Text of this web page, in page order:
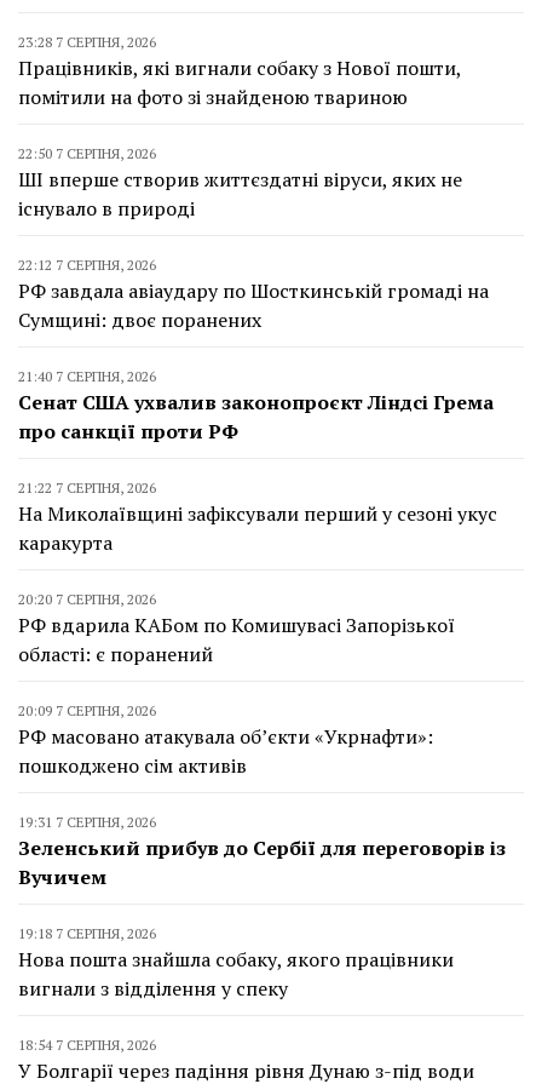
23:28 7 СЕРПНЯ, 2026
Працівників, які вигнали собаку з Нової пошти,
помітили на фото зі знайденою твариною
22:50 7 СЕРПНЯ, 2026
ШІ вперше створив життєздатні віруси, яких не
існувало в природі
22:12 7 СЕРПНЯ, 2026
РФ завдала авіаудару по Шосткинській громаді на
Сумщині: двоє поранених
21:40 7 СЕРПНЯ, 2026
Сенат США ухвалив законопроєкт Ліндсі Грема
про санкції проти РФ
21:22 7 СЕРПНЯ, 2026
На Миколаївщині зафіксували перший у сезоні укус
каракурта
20:20 7 СЕРПНЯ, 2026
РФ вдарила КАБом по Комишувасі Запорізької
області: є поранений
20:09 7 СЕРПНЯ, 2026
РФ масовано атакувала об’єкти «Укрнафти»:
пошкоджено сім активів
19:31 7 СЕРПНЯ, 2026
Зеленський прибув до Сербії для переговорів із
Вучичем
19:18 7 СЕРПНЯ, 2026
Нова пошта знайшла собаку, якого працівники
вигнали з відділення у спеку
18:54 7 СЕРПНЯ, 2026
У Болгарії через падіння рівня Дунаю з-під води